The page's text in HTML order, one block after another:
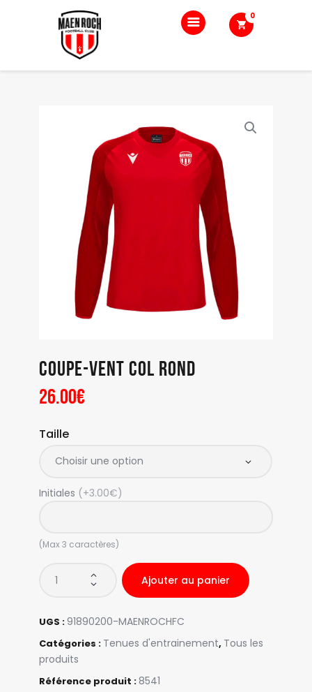
0
Le club
Nos équipes
Boutique
Blog
Contact
Coupe-vent col rond
26.00€
Taille
Initiales (+3.00€)
(Max 3 caractères)
Ajouter au panier
UGS :91890200-MAENROCHFC
Catégories : Tenues d'entrainement, Tous les
produits
Référence produit : 8541